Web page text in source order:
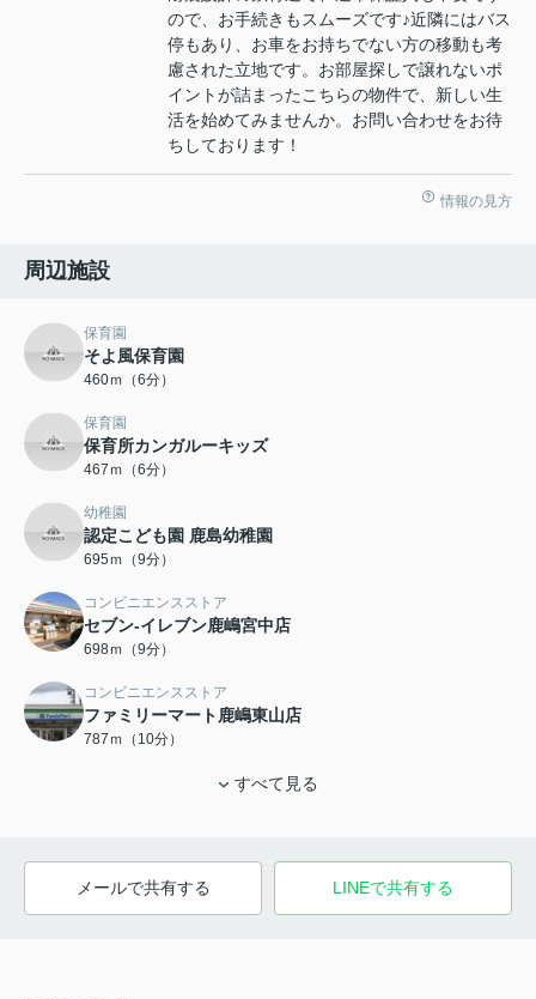
ので、お手続きもスムーズです♪近隣にはバス
停もあり、お車をお持ちでない方の移動も考
慮された立地です。お部屋探しで譲れないポ
イントが詰まったこちらの物件で、新しい生
活を始めてみませんか。お問い合わせをお待
ちしております！
情報の見方
周辺施設
保育園
そよ風保育園
460ｍ（6分）
保育園
保育所カンガルーキッズ
467ｍ（6分）
幼稚園
認定こども園 鹿島幼稚園
695ｍ（9分）
コンビニエンスストア
セブン-イレブン鹿嶋宮中店
698ｍ（9分）
コンビニエンスストア
ファミリーマート鹿嶋東山店
787ｍ（10分）
すべて見る
メールで共有する LINEで共有する